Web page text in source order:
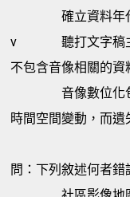
確立資料年
v
聽打文字稿
不包含音像相關的資
音像數位化
時間空間變動，而遺
問：下列敘述何者錯